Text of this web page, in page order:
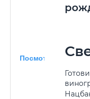
Посмотреть эту